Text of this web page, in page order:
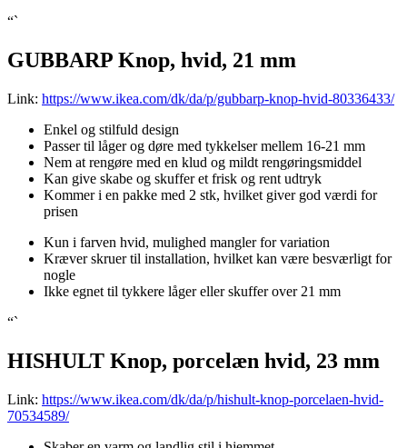
“`
GUBBARP Knop, hvid, 21 mm
Link: https://www.ikea.com/dk/da/p/gubbarp-knop-hvid-80336433/
Enkel og stilfuld design
Passer til låger og døre med tykkelser mellem 16-21 mm
Nem at rengøre med en klud og mildt rengøringsmiddel
Kan give skabe og skuffer et frisk og rent udtryk
Kommer i en pakke med 2 stk, hvilket giver god værdi for
prisen
Kun i farven hvid, mulighed mangler for variation
Kræver skruer til installation, hvilket kan være besværligt for
nogle
Ikke egnet til tykkere låger eller skuffer over 21 mm
“`
HISHULT Knop, porcelæn hvid, 23 mm
Link: https://www.ikea.com/dk/da/p/hishult-knop-porcelaen-hvid-
70534589/